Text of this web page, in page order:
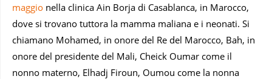
maggio nella clinica Ain Borja di Casablanca, in Marocco,
dove si trovano tuttora la mamma maliana e i neonati. Si
chiamano Mohamed, in onore del Re del Marocco, Bah, in
onore del presidente del Mali, Cheick Oumar come il
nonno materno, Elhadj Firoun, Oumou come la nonna